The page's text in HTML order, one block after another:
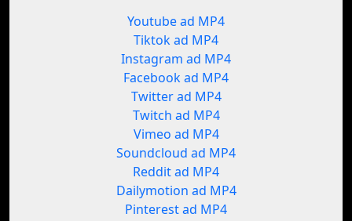
Youtube ad MP4
Tiktok ad MP4
Instagram ad MP4
Facebook ad MP4
Twitter ad MP4
Twitch ad MP4
Vimeo ad MP4
Soundcloud ad MP4
Reddit ad MP4
Dailymotion ad MP4
Pinterest ad MP4